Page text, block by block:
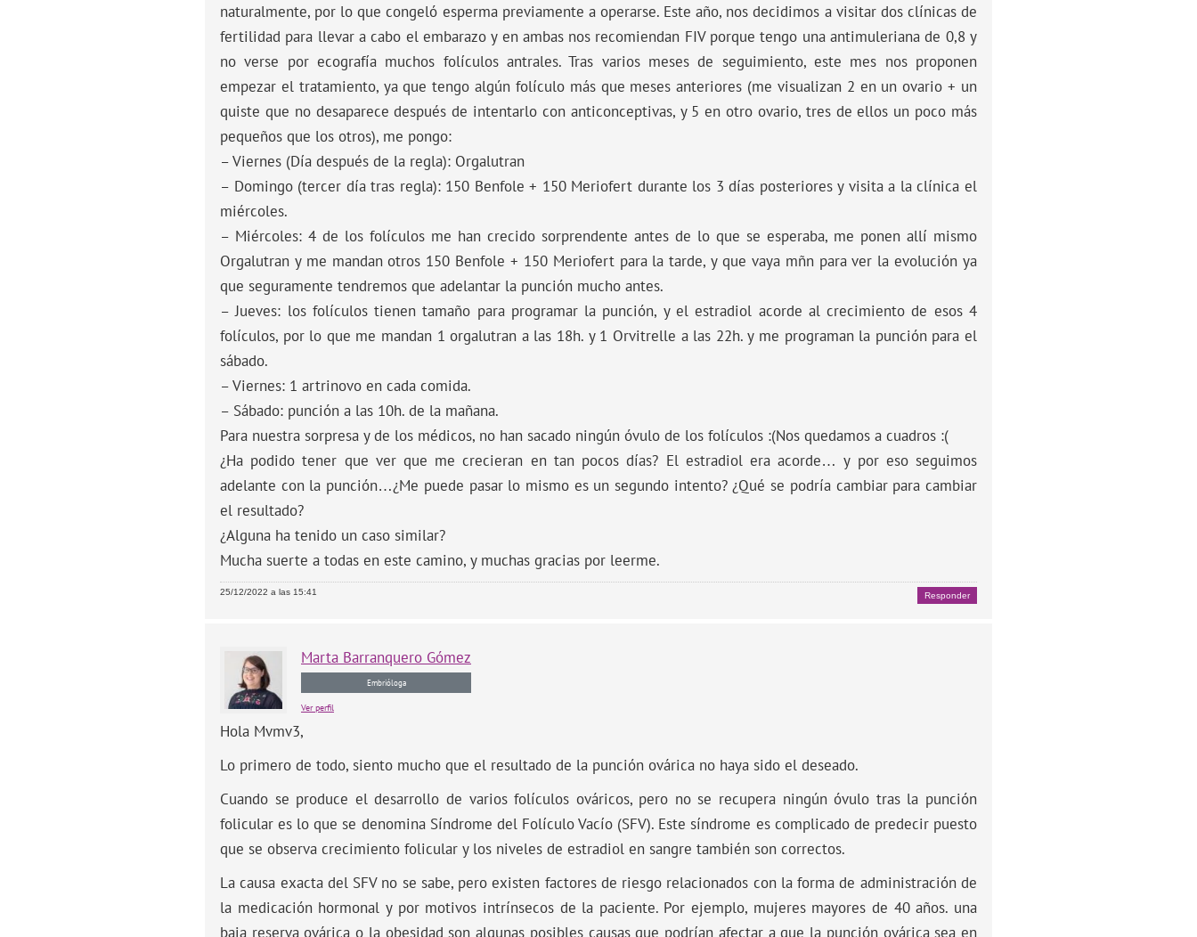
naturalmente, por lo que congeló esperma previamente a operarse. Este año, nos decidimos a visitar dos clínicas de
fertilidad para llevar a cabo el embarazo y en ambas nos recomiendan FIV porque tengo una antimuleriana de 0,8 y
no verse por ecografía muchos folículos antrales. Tras varios meses de seguimiento, este mes nos proponen
empezar el tratamiento, ya que tengo algún folículo más que meses anteriores (me visualizan 2 en un ovario + un
quiste que no desaparece después de intentarlo con anticonceptivas, y 5 en otro ovario, tres de ellos un poco más
pequeños que los otros), me pongo:
– Viernes (Día después de la regla): Orgalutran
– Domingo (tercer día tras regla): 150 Benfole + 150 Meriofert durante los 3 días posteriores y visita a la clínica el
miércoles.
– Miércoles: 4 de los folículos me han crecido sorprendente antes de lo que se esperaba, me ponen allí mismo
Orgalutran y me mandan otros 150 Benfole + 150 Meriofert para la tarde, y que vaya mñn para ver la evolución ya
que seguramente tendremos que adelantar la punción mucho antes.
– Jueves: los folículos tienen tamaño para programar la punción, y el estradiol acorde al crecimiento de esos 4
folículos, por lo que me mandan 1 orgalutran a las 18h. y 1 Orvitrelle a las 22h. y me programan la punción para el
sábado.
– Viernes: 1 artrinovo en cada comida.
– Sábado: punción a las 10h. de la mañana.
Para nuestra sorpresa y de los médicos, no han sacado ningún óvulo de los folículos :(Nos quedamos a cuadros :(
¿Ha podido tener que ver que me crecieran en tan pocos días? El estradiol era acorde… y por eso seguimos
adelante con la punción…¿Me puede pasar lo mismo es un segundo intento? ¿Qué se podría cambiar para cambiar
el resultado?
¿Alguna ha tenido un caso similar?
Mucha suerte a todas en este camino, y muchas gracias por leerme.
25/12/2022 a las 15:41 Responder
Marta Barranquero Gómez
Embrióloga
Ver perfil
Hola Mvmv3,
Lo primero de todo, siento mucho que el resultado de la punción ovárica no haya sido el deseado.
Cuando se produce el desarrollo de varios folículos ováricos, pero no se recupera ningún óvulo tras la punción
folicular es lo que se denomina Síndrome del Folículo Vacío (SFV). Este síndrome es complicado de predecir puesto
que se observa crecimiento folicular y los niveles de estradiol en sangre también son correctos.
La causa exacta del SFV no se sabe, pero existen factores de riesgo relacionados con la forma de administración de
la medicación hormonal y por motivos intrínsecos de la paciente. Por ejemplo, mujeres mayores de 40 años. una
baja reserva ovárica o la obesidad son algunas posibles causas que podrían afectar a que la punción ovárica sea en